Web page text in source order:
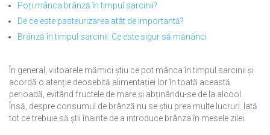
Poți mânca brânză în timpul sarcinii?
De ce este pasteurizarea atât de importantă?
Brânză în timpul sarcinii: Ce este sigur să mănânci
În general, viitoarele mămici știu ce pot mânca în timpul sarcinii și
acordă o atenție deosebită alimentației lor în toată această
perioadă, evitând fructele de mare și abținându-se de la alcool.
Însă, despre consumul de brânză nu se știu prea multe lucruri. Iată
tot ce trebuie să știi înainte de a introduce brânza în mesele zilei.